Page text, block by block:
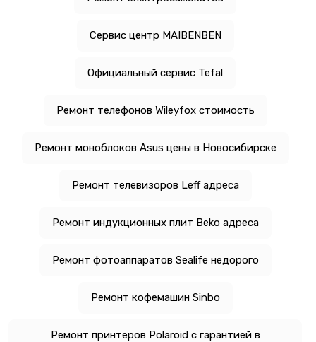
Сервис центр MAIBENBEN
Официальный сервис Tefal
Ремонт телефонов Wileyfox стоимость
Ремонт моноблоков Asus цены в Новосибирске
Ремонт телевизоров Leff адреса
Ремонт индукционных плит Beko адреса
Ремонт фотоаппаратов Sealife недорого
Ремонт кофемашин Sinbo
Ремонт принтеров Polaroid с гарантией в